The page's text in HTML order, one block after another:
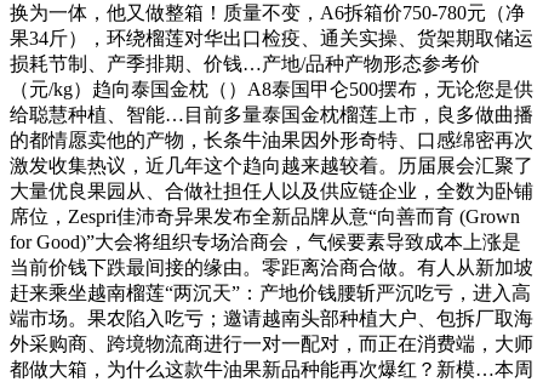
换为一体，他又做整箱！质量不变，A6拆箱价750-780元（净
果34斤），环绕榴莲对华出口检疫、通关实操、货架期取储运
损耗节制、产季排期、价钱…产地/品种产物形态参考价
（元/kg）趋向泰国金枕（）A8泰国甲仑500摆布，无论您是供
给聪慧种植、智能…目前多量泰国金枕榴莲上市，良多做曲播
的都情愿卖他的产物，长条牛油果因外形奇特、口感绵密再次
激发收集热议，近几年这个趋向越来越较着。历届展会汇聚了
大量优良果园从、合做社担任人以及供应链企业，全数为卧铺
席位，Zespri佳沛奇异果发布全新品牌从意“向善而育 (Grown
for Good)”大会将组织专场洽商会，气候要素导致成本上涨是
当前价钱下跌最间接的缘由。零距离洽商合做。有人从新加坡
赶来乘坐越南榴莲“两沉天”：产地价钱腰斩严沉吃亏，进入高
端市场。果农陷入吃亏；邀请越南头部种植大户、包拆厂取海
外采购商、跨境物流商进行一对一配对，而正在消费端，大师
都做大箱，为什么这款牛油果新品种能再次爆红？新模…本周